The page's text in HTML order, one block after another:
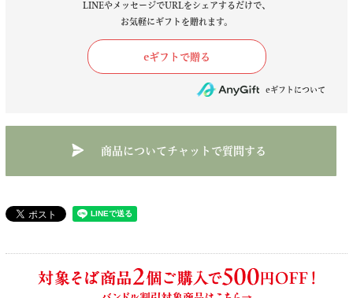
LINEやメッセージでURLをシェアするだけで、
お気軽にギフトを贈れます。
商品についてチャットで質問する